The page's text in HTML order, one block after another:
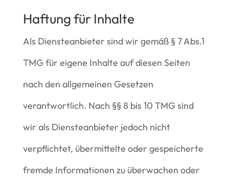
Haftung für Inhalte
Als Diensteanbieter sind wir gemäß § 7 Abs.1
TMG für eigene Inhalte auf diesen Seiten
nach den allgemeinen Gesetzen
verantwortlich. Nach §§ 8 bis 10 TMG sind
wir als Diensteanbieter jedoch nicht
verpflichtet, übermittelte oder gespeicherte
fremde Informationen zu überwachen oder